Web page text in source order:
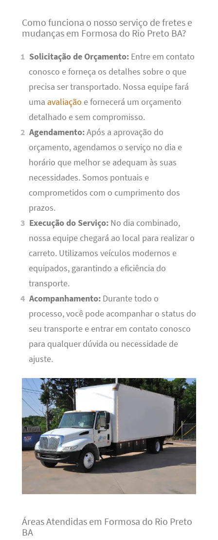
Como funciona o nosso serviço de fretes e
mudanças em Formosa do Rio Preto BA?
Solicitação de Orçamento: Entre em contato
conosco e forneça os detalhes sobre o que
precisa ser transportado. Nossa equipe fará
uma avaliação e fornecerá um orçamento
detalhado e sem compromisso.
Agendamento:Após a aprovação do
orçamento, agendamos o serviço no dia e
horário que melhor se adequam às suas
necessidades. Somos pontuais e
comprometidos com o cumprimento dos
prazos.
Execução do Serviço: No dia combinado,
nossa equipe chegará ao local para realizar o
carreto. Utilizamos veículos modernos e
equipados, garantindo a eficiência do
transporte.
Acompanhamento: Durante todo o
processo, você pode acompanhar o status do
seu transporte e entrar em contato conosco
para qualquer dúvida ou necessidade de
ajuste.
Áreas Atendidas em Formosa do Rio Preto
BA